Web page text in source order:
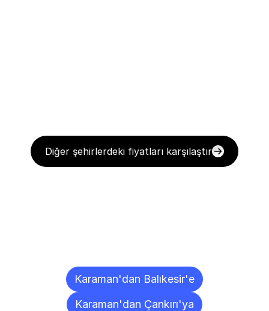
Diğer şehirlerdeki fiyatları karşılaştır
Karaman'dan Balıkesir'e
Karaman'dan Çankırı'ya